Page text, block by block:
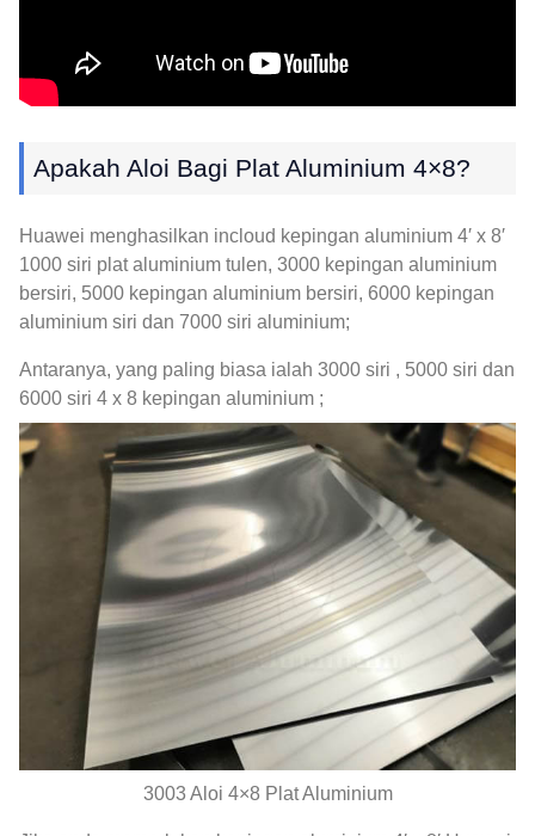
Apakah Aloi Bagi Plat Aluminium 4×8?
Huawei menghasilkan incloud kepingan aluminium 4′ x 8′
1000 siri plat aluminium tulen, 3000 kepingan aluminium
bersiri, 5000 kepingan aluminium bersiri, 6000 kepingan
aluminium siri dan 7000 siri aluminium;
Antaranya, yang paling biasa ialah 3000 siri , 5000 siri dan
6000 siri 4 x 8 kepingan aluminium ;
3003 Aloi 4×8 Plat Aluminium